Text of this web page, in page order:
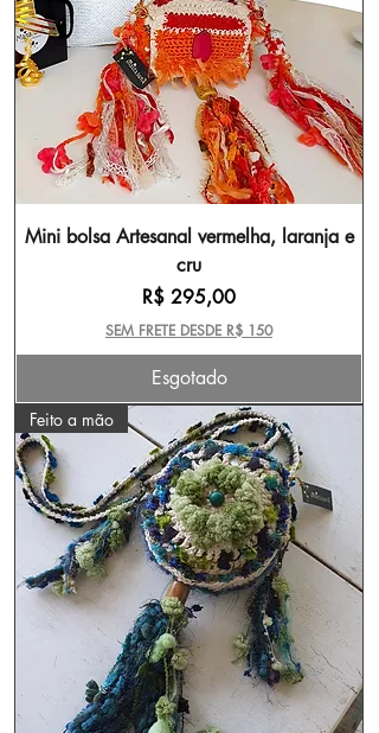
Mini bolsa Artesanal vermelha, laranja e
cru
Preço
R$ 295,00
SEM FRETE DESDE R$ 150
Esgotado
Feito a mão